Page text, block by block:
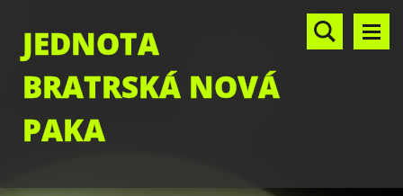
JEDNOTA
BRATRSKÁ NOVÁ
PAKA